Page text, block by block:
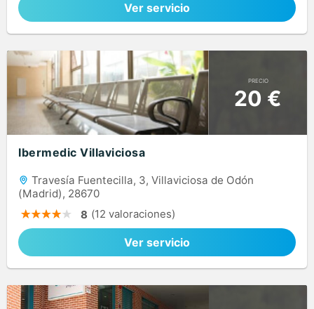
Ver servicio
PRECIO
20 €
Ibermedic Villaviciosa
Travesía Fuentecilla, 3, Villaviciosa de Odón
(Madrid), 28670
8 (12 valoraciones)
Ver servicio